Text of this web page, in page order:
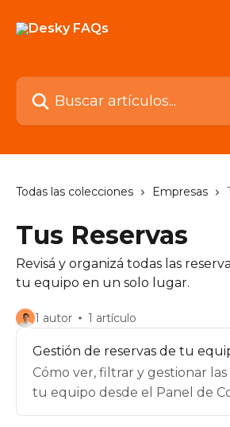
Buscar artículos...
Todas las colecciones Empresas
Tus Reservas
Revisá y organizá todas las
tu equipo en un solo lugar.
1 autor 1 artículo
Gestión de reservas de tu
Cómo ver, filtrar y gestionar las
tu equipo desde el Panel de